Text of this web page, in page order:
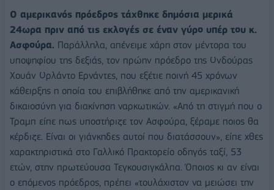
Ο αμερικανός πρόεδρος τάχθηκε δημόσια μερικά
24ωρα πριν από τις εκλογές σε έναν γύρο υπέρ του κ.
Ασφούρα. Παράλληλα, απένειμε χάρη στον μέντορα του
υποψηφίου της δεξιάς, τον πρώην πρόεδρο της Ονδούρας
Χουάν Ορλάντο Ερνάντες, που εξέτιε ποινή 45 χρόνων
κάθειρξης η οποία του επιβλήθηκε από την αμερικανική
δικαιοσύνη για διακίνηση ναρκωτικών. «Από τη στιγμή που ο
Τραμπ είπε πως υποστήριζε τον Ασφούρα, ξέραμε ποιος θα
κέρδιζε. Είναι οι γιάνκηδες αυτοί που διατάσσουν», είπε χθες
χαρακτηριστικά στο Γαλλικό Πρακτορείο οδηγός ταξί, 53
ετών, στην πρωτεύουσα Τεγκουσιγκάλπα. Όποιος κι αν είναι
ο επόμενος πρόεδρος, πρέπει «τουλάχιστον να μειώσει την